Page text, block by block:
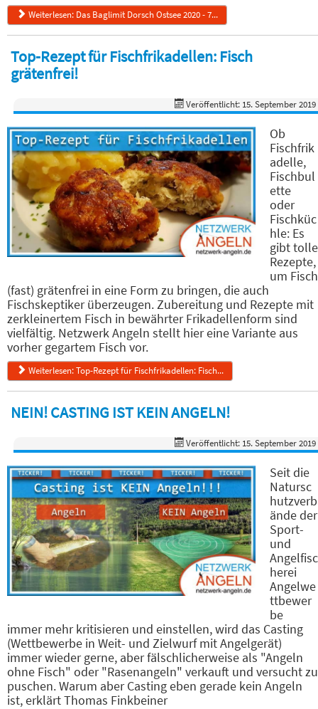
Weiterlesen: Das Baglimit Dorsch Ostsee 2020 - 7...
Top-Rezept für Fischfrikadellen: Fisch
grätenfrei!
Veröffentlicht: 15. September 2019
Ob
Fischfrik
adelle,
Fischbul
ette
oder
Fischküc
hle: Es
gibt tolle
Rezepte,
um Fisch
(fast) grätenfrei in eine Form zu bringen, die auch
Fischskeptiker überzeugen. Zubereitung und Rezepte mit
zerkleinertem Fisch in bewährter Frikadellenform sind
vielfältig. Netzwerk Angeln stellt hier eine Variante aus
vorher gegartem Fisch vor.
Weiterlesen: Top-Rezept für Fischfrikadellen: Fisch...
NEIN! CASTING IST KEIN ANGELN!
Veröffentlicht: 15. September 2019
Seit die
Natursc
hutzverb
ände der
Sport-
und
Angelfisc
herei
Angelwe
ttbewer
be
immer mehr kritisieren und einstellen, wird das Casting
(Wettbewerbe in Weit- und Zielwurf mit Angelgerät)
immer wieder gerne, aber fälschlicherweise als "Angeln
ohne Fisch" oder "Rasenangeln" verkauft und versucht zu
puschen. Warum aber Casting eben gerade kein Angeln
ist, erklärt Thomas Finkbeiner